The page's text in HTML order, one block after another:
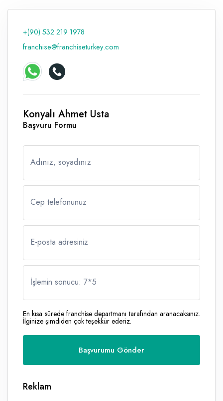
Reklam - Tanıtım - PR ve İnternet
Seyahat - Rent A Car
Tabela - Dijital Baskı
+(90) 532 219 1978
franchise@franchiseturkey.com
Konyalı Ahmet Usta
Başvuru Formu
Adınız, soyadınız
Cep telefonunuz
E-posta adresiniz
İşlemin sonucu: 7*5
En kısa sürede franchise departmanı tarafından aranacaksınız.
İlginize şimdiden çok teşekkür ederiz.
Reklam